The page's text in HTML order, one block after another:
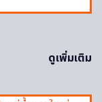
ดูเพิ่มเติม